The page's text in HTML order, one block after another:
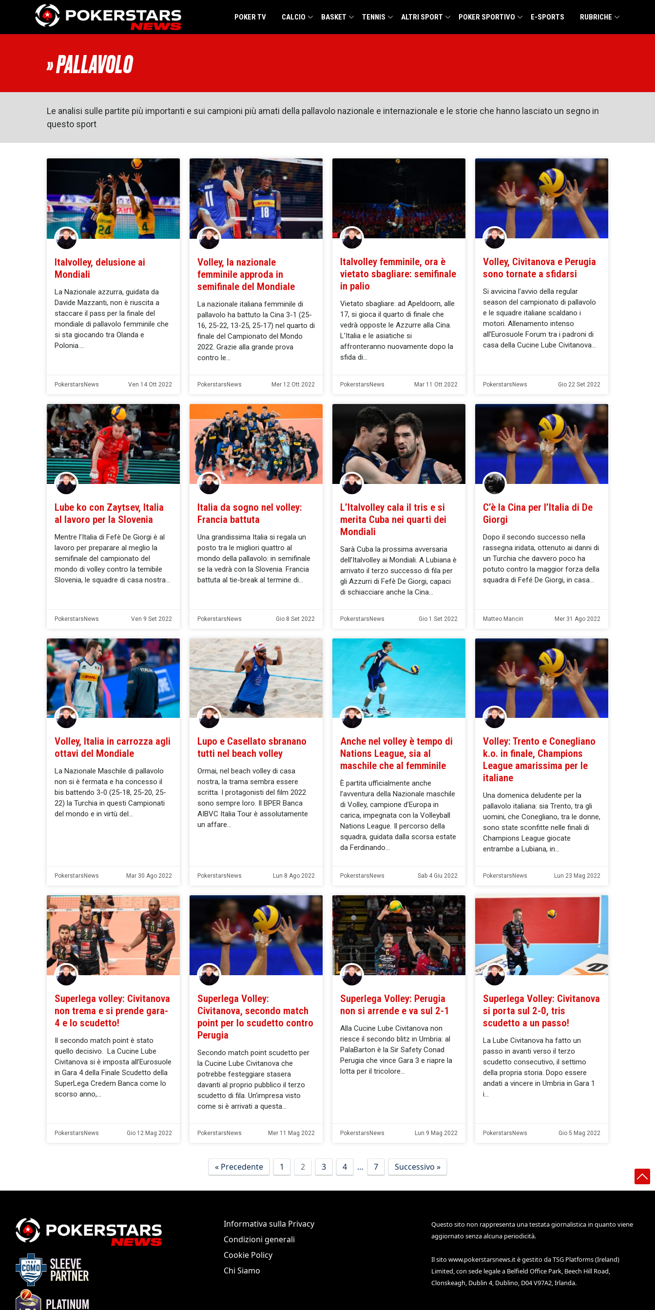
Vai al contenuto
POKER TV CALCIO BASKET TENNIS ALTRI SPORT POKER SPORTIVO E-SPORTS RUBRICHE
» PALLAVOLO
Le analisi sulle partite più importanti e sui campioni più amati della pallavolo nazionale e internazionale e le storie che hanno lasciato un segno in
questo sport
Italvolley, delusione ai
Mondiali
La Nazionale azzurra, guidata da
Davide Mazzanti, non è riuscita a
staccare il pass per la finale del
mondiale di pallavolo femminile che
si sta giocando tra Olanda e
Polonia.
PokerstarsNews Ven 14 Ott 2022
Volley, la nazionale
femminile approda in
semifinale del Mondiale
La nazionale italiana femminile di
pallavolo ha battuto la Cina 3-1 (25-
16, 25-22, 13-25, 25-17) nel quarto di
finale del Campionato del Mondo
2022. Grazie alla grande prova
contro le
PokerstarsNews Mer 12 Ott 2022
Italvolley femminile, ora è
vietato sbagliare: semifinale
in palio
Vietato sbagliare: ad Apeldoorn, alle
17, si gioca il quarto di finale che
vedrà opposte le Azzurre alla Cina.
L’Italia e le asiatiche si
affronteranno nuovamente dopo la
sfida di
PokerstarsNews Mar 11 Ott 2022
Volley, Civitanova e Perugia
sono tornate a sfidarsi
Si avvicina l’avvio della regular
season del campionato di pallavolo
e le squadre italiane scaldano i
motori. Allenamento intenso
all’Eurosuole Forum tra i padroni di
casa della Cucine Lube Civitanova
PokerstarsNews Gio 22 Set 2022
Lube ko con Zaytsev, Italia
al lavoro per la Slovenia
Mentre l’Italia di Fefè De Giorgi è al
lavoro per preparare al meglio la
semifinale del campionato del
mondo di volley contro la temibile
Slovenia, le squadre di casa nostra
PokerstarsNews Ven 9 Set 2022
Italia da sogno nel volley:
Francia battuta
Una grandissima Italia si regala un
posto tra le migliori quattro al
mondo della pallavolo: in semifinale
se la vedrà con la Slovenia. Francia
battuta al tie-break al termine di
PokerstarsNews Gio 8 Set 2022
L’Italvolley cala il tris e si
merita Cuba nei quarti dei
Mondiali
Sarà Cuba la prossima avversaria
dell’Italvolley ai Mondiali. A Lubiana è
arrivato il terzo successo di fila per
gli Azzurri di Fefè De Giorgi, capaci
di schiacciare anche la Cina
PokerstarsNews Gio 1 Set 2022
C’è la Cina per l’Italia di De
Giorgi
Dopo il secondo successo nella
rassegna iridata, ottenuto ai danni di
un Turchia che davvero poco ha
potuto contro la maggior forza della
squadra di Fefé De Giorgi, in casa
Matteo Mancin Mer 31 Ago 2022
Volley, Italia in carrozza agli
ottavi del Mondiale
La Nazionale Maschile di pallavolo
non si è fermata e ha concesso il
bis battendo 3-0 (25-18, 25-20, 25-
22) la Turchia in questi Campionati
del mondo e in virtù del
PokerstarsNews Mar 30 Ago 2022
Lupo e Casellato sbranano
tutti nel beach volley
Ormai, nel beach volley di casa
nostra, la trama sembra essere
scritta. I protagonisti del film 2022
sono sempre loro. Il BPER Banca
AIBVC Italia Tour è assolutamente
un affare
PokerstarsNews Lun 8 Ago 2022
Anche nel volley è tempo di
Nations League, sia al
maschile che al femminile
È partita ufficialmente anche
l’avventura della Nazionale maschile
di Volley, campione d’Europa in
carica, impegnata con la Volleyball
Nations League. Il percorso della
squadra, guidata dalla scorsa estate
da Ferdinando
PokerstarsNews Sab 4 Giu 2022
Volley: Trento e Conegliano
k.o. in finale, Champions
League amarissima per le
italiane
Una domenica deludente per la
pallavolo italiana: sia Trento, tra gli
uomini, che Conegliano, tra le donne,
sono state sconfitte nelle finali di
Champions League giocate
entrambe a Lubiana, in
PokerstarsNews Lun 23 Mag 2022
Superlega volley: Civitanova
non trema e si prende gara-
4 e lo scudetto!
Il secondo match point è stato
quello decisivo. La Cucine Lube
Civitanova si è imposta all’Eurosuole
in Gara 4 della Finale Scudetto della
SuperLega Credem Banca come lo
scorso anno,
PokerstarsNews Gio 12 Mag 2022
Superlega Volley:
Civitanova, secondo match
point per lo scudetto contro
Perugia
Secondo match point scudetto per
la Cucine Lube Civitanova che
potrebbe festeggiare stasera
davanti al proprio pubblico il terzo
scudetto di fila. Un’impresa visto
come si è arrivati a questa
PokerstarsNews Mer 11 Mag 2022
Superlega Volley: Perugia
non si arrende e va sul 2-1
Alla Cucine Lube Civitanova non
riesce il secondo blitz in Umbria: al
PalaBarton è la Sir Safety Conad
Perugia che vince Gara 3 e riapre la
lotta per il tricolore
PokerstarsNews Lun 9 Mag 2022
Superlega Volley: Civitanova
si porta sul 2-0, tris
scudetto a un passo!
La Lube Civitanova ha fatto un
passo in avanti verso il terzo
scudetto consecutivo, il settimo
della propria storia. Dopo essere
andati a vincere in Umbria in Gara 1
i
PokerstarsNews Gio 5 Mag 2022
« Precedente 1 2 3 4 … 7 Successivo »
Informativa sulla Privacy
Condizioni generali
Cookie Policy
Chi Siamo
Questo sito non rappresenta una testata giornalistica in quanto viene
aggiornato senza alcuna periodicità.
Il sitowww.pokerstarsnews.itè gestito da TSG Platforms (Ireland)
Limited, con sede legale a Belfield Office Park, Beech Hill Road,
Clonskeagh, Dublin 4, Dublino, D04 V97A2, Irlanda.